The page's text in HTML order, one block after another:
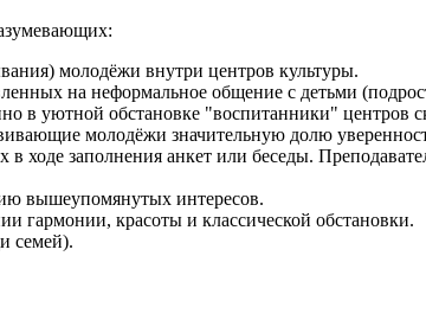
молодёжи внутри центров культуры.
на неформальное общение с детьми
в уютной обстановке "воспитанники" центров
молодёжи значительную долю
ходе заполнения анкет или беседы.
вышеупомянутых интересов.
гармонии, красоты и классической обстановки.
семей).